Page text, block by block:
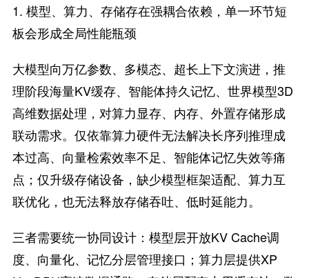
1. 模型、算力、存储存在强耦合依赖，单一环节短
板会形成全局性能瓶颈
大模型向万亿参数、多模态、超长上下文演进，推
理阶段海量KV缓存、智能体持久记忆、世界模型3D
高维数据处理，对算力显存、内存、外置存储形成
联动需求。仅依靠算力硬件无法解决长序列推理成
本过高、向量检索效率不足、智能体记忆失效等痛
点；仅升级存储设备，缺少模型框架适配、算力互
联优化，也无法释放存储吞吐、低时延能力。
三者需要统一协同设计：模型层开放KV Cache调
度、向量化、记忆分层管理接口；算力层提供XP